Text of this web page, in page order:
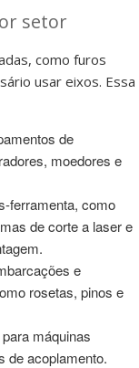
setor
como furos
usar eixos. Essa
de
moedores e
ferramenta, como
de corte a laser e
e
rosetas, pinos e
máquinas
de acoplamento.